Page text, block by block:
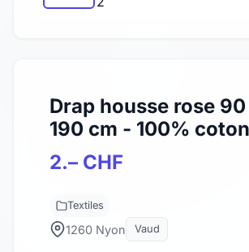
Drap housse rose
190 cm - 100% coton
2.– CHF
Textiles
1260 Nyon Vaud